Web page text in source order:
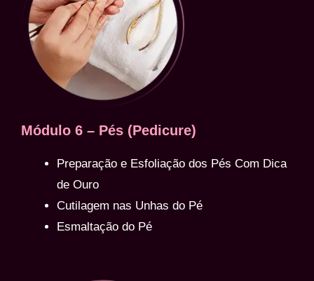
Módulo 6 – Pés (Pedicure)
Preparação e Esfoliação dos Pés Com Dica
de Ouro
Cutilagem nas Unhas do Pé
Esmaltação do Pé